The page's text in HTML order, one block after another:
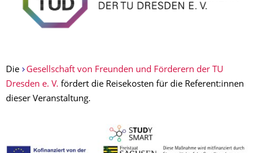
Die
Gesellschaft von Freunden und Förderern der TU
Dresden e. V. fördert die Reisekosten für die Referent:innen
dieser Veranstaltung.